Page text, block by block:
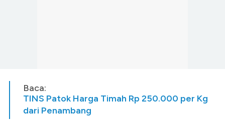
Baca:
TINS Patok Harga Timah Rp 250.000 per Kg
dari Penambang